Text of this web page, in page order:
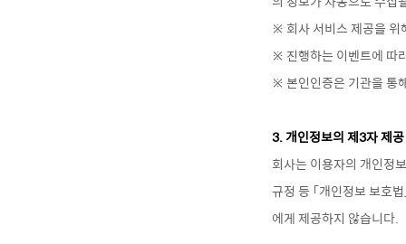
※ 회사 서비스 제공을 위
※ 진행하는 이벤트에 따
※ 본인인증은 기관을 통
3. 개인정보의 제3자 제공
회사는 이용자의 개인정
규정 등 「개인정보 보호